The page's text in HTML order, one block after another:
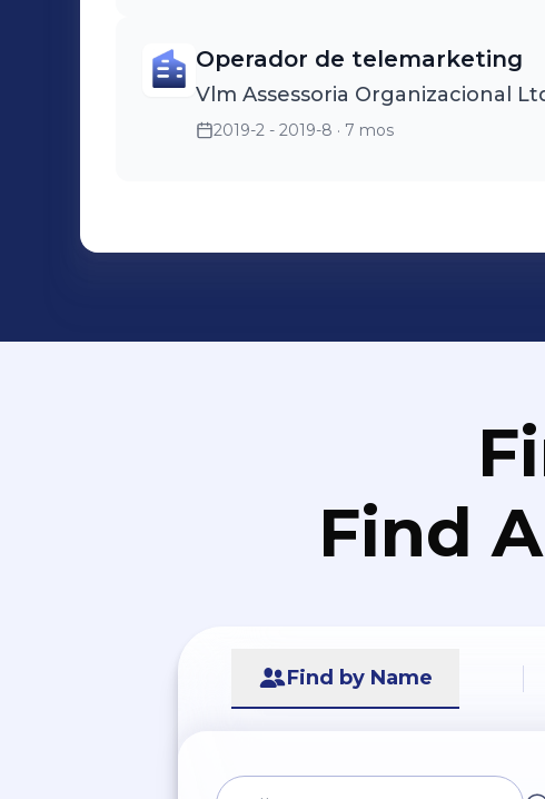
Operador de telemarketing
Vlm Assessoria Organizacional
2019-2 - 2019-8 · 7 mos
Find
Find by Name